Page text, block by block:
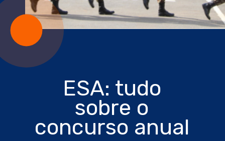
ESA: tudo
sobre o
concurso anual